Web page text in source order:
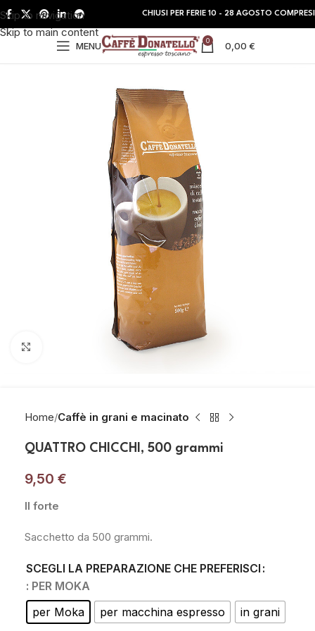
Skip to navigation
Skip to main content
CHIUSI PER FERIE 10 - 28 AGOSTO COMPRESI
MENU 0 0,00€
Home Caffè in grani e macinato
QUATTRO CHICCHI, 500 grammi
9,50 €
Il forte
Sacchetto da 500 grammi.
SCEGLI LA PREPARAZIONE CHE PREFERISCI
: PER MOKA
per Moka
per macchina espresso in grani